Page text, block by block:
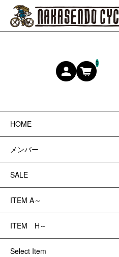
0
HOME
メンバー
SALE
ITEM A～
ITEM H～
Select Item